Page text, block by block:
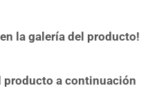
la galería del producto!
producto a continuación